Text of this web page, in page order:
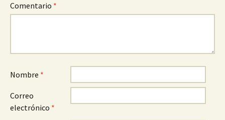
Comentario *
Nombre *
Correo
electrónico *